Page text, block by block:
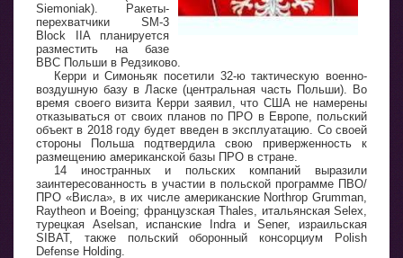
Siemoniak). Ракеты-
перехватчики SM-3
Block IIA планируется
разместить на базе
ВВС Польши в Редзиково.
Керри и Симоньяк посетили 32-ю тактическую военно-
воздушную базу в Ласке (центральная часть Польши). Во
время своего визита Керри заявил, что США не намерены
отказываться от своих планов по ПРО в Европе, польский
объект в 2018 году будет введен в эксплуатацию. Со своей
стороны Польша подтвердила свою приверженность к
размещению американской базы ПРО в стране.
14 иностранных и польских компаний выразили
заинтересованность в участии в польской программе ПВО/
ПРО «Висла», в их числе американские Northrop Grumman,
Raytheon и Boeing; французская Thales, итальянская Selex,
турецкая Aselsan, испанские Indra и Sener, израильская
SIBAT, также польский оборонный консорциум Polish
Defense Holding.